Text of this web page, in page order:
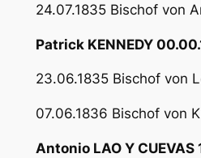
24.07.1835 Bischof von
Patrick KENNEDY
23.06.1835 Bischof von
07.06.1836 Bischof von
Antonio LAO Y CUEVAS